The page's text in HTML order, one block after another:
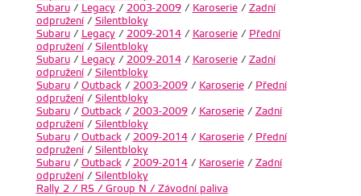
Subaru/ Legacy/ 2003-2009/ Karoserie/ Zadní
odpružení/ Silentbloky
Subaru/ Legacy/ 2009-2014/ Karoserie/ Přední
odpružení/ Silentbloky
Subaru/ Legacy/ 2009-2014/ Karoserie/ Zadní
odpružení/ Silentbloky
Subaru/ Outback/ 2003-2009/ Karoserie/ Přední
odpružení/ Silentbloky
Subaru/ Outback/ 2003-2009/ Karoserie/ Zadní
odpružení/ Silentbloky
Subaru/ Outback/ 2009-2014/ Karoserie/ Přední
odpružení/ Silentbloky
Subaru/ Outback/ 2009-2014/ Karoserie/ Zadní
odpružení/ Silentbloky
Rally 2 / R5 / Group N / Závodní paliva